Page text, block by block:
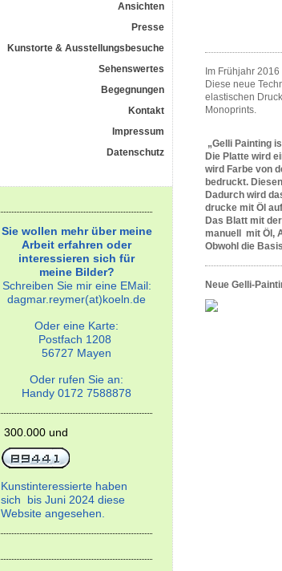
Im Frühjahr
Diese neue
elastischen
Monoprints.
„Gelli Painting
Die Platte wird
wird Farbe von
bedruckt.
Dadurch wird
drucke mit Öl
Das Blatt mit
manuell mit Öl,
Obwohl die
Neue Gelli-
Ansichten
Presse
Kunstorte & Ausstellungsbesuche
Sehenswertes
Begegnungen
Kontakt
Impressum
Datenschutz
Sie wollen mehr über meine
Arbeit erfahren oder
interessieren sich für
meine Bilder?
Schreiben Sie mir eine EMail:
dagmar.reymer(at)koeln.de
Oder eine Karte:
Postfach 1208
56727 Mayen
Oder rufen Sie an:
Handy 0172 7588878
300.000 und
Kunstinteressierte haben
sich bis Juni 2024 diese
Website angesehen.